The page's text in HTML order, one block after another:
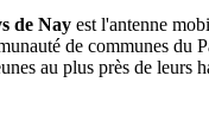
de Nay est l'antenne
de communes du
au plus près de leurs